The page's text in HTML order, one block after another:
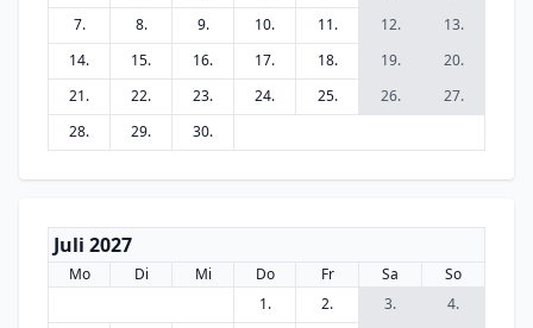
7.
8. 9. 10. 11. 12.
13.
14.
15. 16. 17. 18. 19.
20.
21.
22. 23. 24. 25. 26.
27.
28.
29. 30.
Juli 2027
Mo Di Mi Do Fr Sa
So
1.
2. 3.
4.